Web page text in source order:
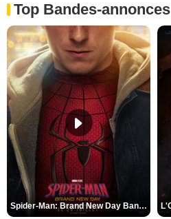
Top Bandes-annonces
Spider-Man: Brand New Day Bande-annonce VO STFR